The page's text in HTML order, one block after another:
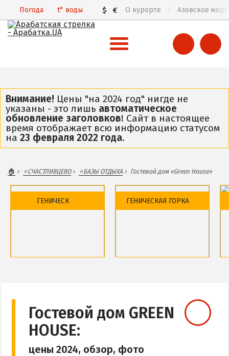
Погода t° воды $ € О курорте Азовское море
Все базы отдыха и отели
Общий обзор курорта
Арабатская Стрелка в 3D
Пляжи
Все веб-камеры
Карта
Все отели и пансионаты Геническа
ГЕНИЧЕСКАЯ ГОРКА
Обзор Генгорки
Все базы отдыха и отели Генгорки
Внимание! Цены "на 2024 год" нигде не
указаны - это лишь автоматическое
обновление заголовков! Сайт в настоящее
время отображает всю информацию статусом
на 23 февраля 2022 года.
🏠 ⭐️СЧАСТЛИВЦЕВО ⭐️БАЗЫ ОТДЫХА Гостевой дом «Green House»
ГЕНИЧЕСК ГЕНИЧЕСКАЯ ГОРКА
Гостевой дом GREEN
HOUSE:
цены 2024, обзор, фото